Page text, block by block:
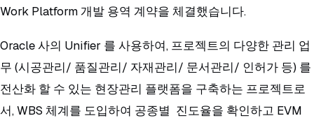
Work Platform 개발 용역 계약을 체결했습니다.
Oracle 사의 Unifier 를 사용하여, 프로젝트의 다양한 관리 업
무 (시공관리/ 품질관리/ 자재관리/ 문서관리/ 인허가 등) 를
전산화 할 수 있는 현장관리 플랫폼을 구축하는 프로젝트로
서, WBS 체계를 도입하여 공종별 진도율을 확인하고 EVM